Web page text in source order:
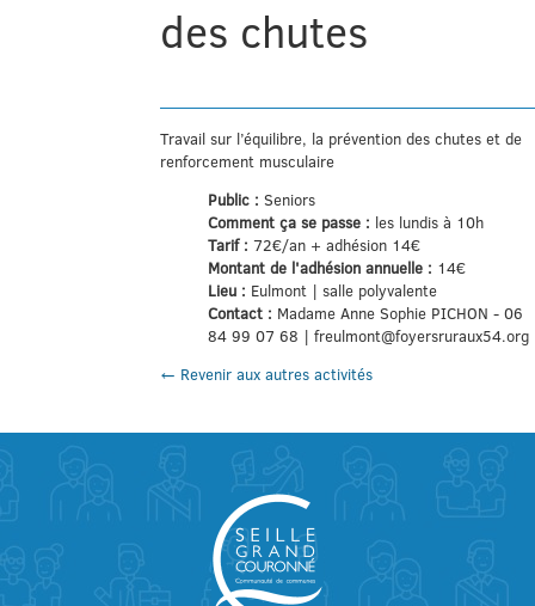
des chutes
Travail sur l’équilibre, la prévention des chutes et de
renforcement musculaire
Public :Seniors
Comment ça se passe : les lundis à 10h
Tarif :72€/an + adhésion 14€
Montant de l'adhésion annuelle : 14€
Lieu : Eulmont | salle polyvalente
Contact : Madame Anne Sophie PICHON - 06
84 99 07 68 | freulmont@foyersruraux54.org
← Revenir aux autres activités